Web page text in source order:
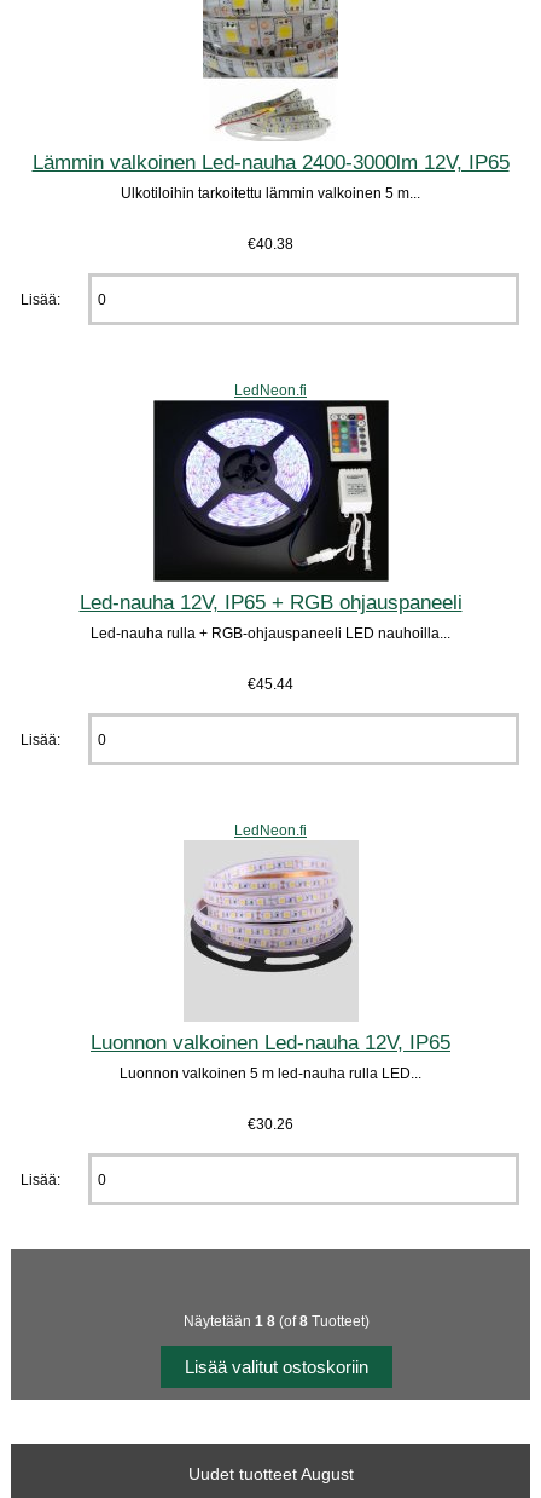
Lämmin valkoinen Led-nauha 2400-3000lm 12V, IP65
Ulkotiloihin tarkoitettu lämmin valkoinen 5 m...
€40.38
Lisää:
LedNeon.fi
Led-nauha 12V, IP65 + RGB ohjauspaneeli
Led-nauha rulla + RGB-ohjauspaneeli LED nauhoilla...
€45.44
Lisää:
LedNeon.fi
Luonnon valkoinen Led-nauha 12V, IP65
Luonnon valkoinen 5 m led-nauha rulla LED...
€30.26
Lisää:
Näytetään 1 8 (of8 Tuotteet)
Uudet tuotteet August